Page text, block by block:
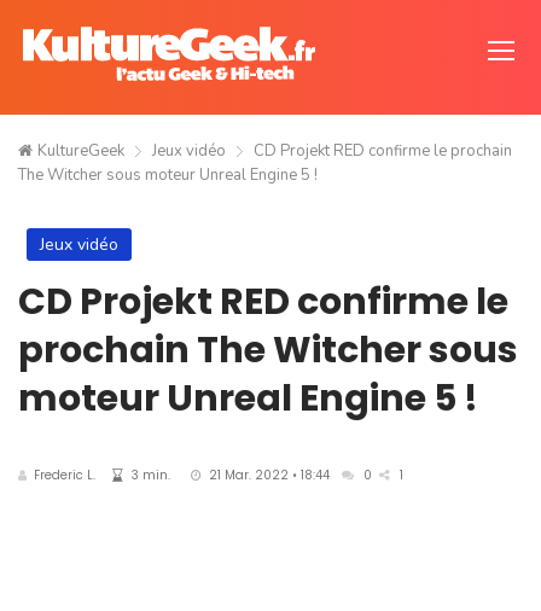
KultureGeek Jeux vidéo
CD Projekt RED confirme le prochain
The Witcher sous moteur Unreal Engine 5 !
Jeux vidéo
CD Projekt RED confirme le
prochain The Witcher sous
moteur Unreal Engine 5 !
Frederic L. 3 min. 21 Mar. 2022 • 18:44 0 1